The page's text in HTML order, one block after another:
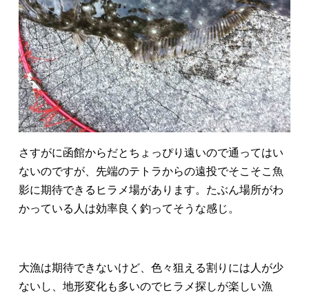
さすがに函館からだとちょっぴり遠いので通ってはい
ないのですが、先端のテトラからの遠投でそこそこ魚
影に期待できるヒラメ場があります。たぶん場所がわ
かっている人は効率良く釣ってそうな感じ。
大漁は期待できないけど、色々狙える割りには人が少
ないし、地形変化も多いのでヒラメ探しが楽しい漁